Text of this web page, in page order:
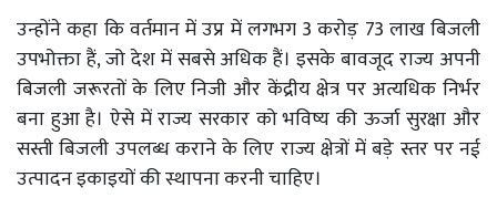
उन्होंने कहा कि वर्तमान में उप्र में लगभग 3 करोड़ 73 लाख बिजली
उपभोक्ता हैं, जो देश में सबसे अधिक हैं। इसके बावजूद राज्य अपनी
बिजली जरूरतों के लिए निजी और केंद्रीय क्षेत्र पर अत्यधिक निर्भर
बना हुआ है। ऐसे में राज्य सरकार को भविष्य की ऊर्जा सुरक्षा और
सस्ती बिजली उपलब्ध कराने के लिए राज्य क्षेत्रों में बड़े स्तर पर नई
उत्पादन इकाइयों की स्थापना करनी चाहिए।